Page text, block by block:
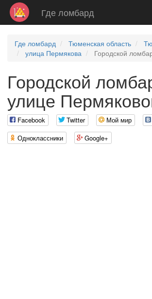
Где ломбард
Где ломбард Тюменская область
улица Пермякова
Городской
Городской
улице
Facebook Twitter Мой мир
Одноклассники
Google+